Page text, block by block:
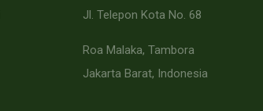
Jl. Telepon Kota No. 68
Roa Malaka, Tambora
Jakarta Barat, Indonesia